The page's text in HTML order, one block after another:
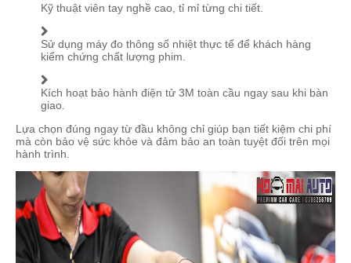
Kỹ thuật viên tay nghề cao, tỉ mỉ từng chi tiết.
Sử dụng máy đo thông số nhiệt thực tế để khách hàng
kiểm chứng chất lượng phim.
Kích hoạt bảo hành điện tử 3M toàn cầu ngay sau khi bàn
giao.
Lựa chọn đúng ngay từ đầu không chỉ giúp bạn tiết kiệm chi phí
mà còn bảo vệ sức khỏe và đảm bảo an toàn tuyệt đối trên mọi
hành trình.